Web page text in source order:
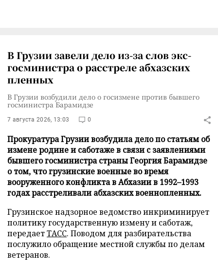
В Грузии завели дело из-за слов экс-
госминистра о расстреле абхазских
пленных
В Грузии возбудили дело о госизмене против бывшего
госминистра Барамидзе
7 августа 2026, 13:03 0
Прокуратура Грузии возбудила дело по статьям об
измене родине и саботаже в связи с заявлениями
бывшего госминистра страны Георгия Барамидзе
о том, что грузинские военные во время
вооруженного конфликта в Абхазии в 1992–1993
годах расстреливали абхазских военнопленных.
Грузинское надзорное ведомство инкриминирует
политику государственную измену и саботаж,
передаетТАСС. Поводом для разбирательства
послужило обращение местной службы по делам
ветеранов.